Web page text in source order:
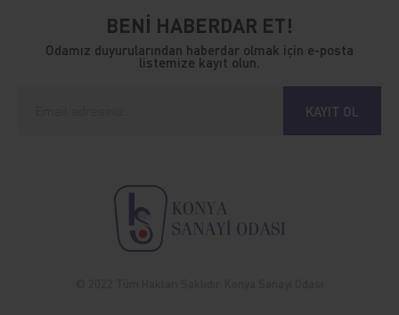
BENİ HABERDAR ET!
Odamız duyurularından haberdar olmak için e-posta
listemize kayıt olun.
KAYIT OL